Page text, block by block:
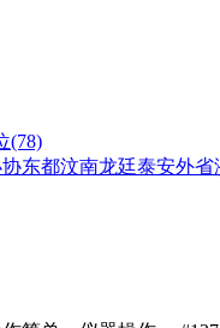
(78)
东都汶南龙廷泰安外省